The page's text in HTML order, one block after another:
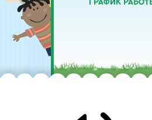
ГРАФИК